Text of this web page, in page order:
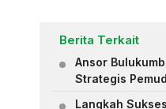
Berita Terkait
Ansor
Strategis
Langkah